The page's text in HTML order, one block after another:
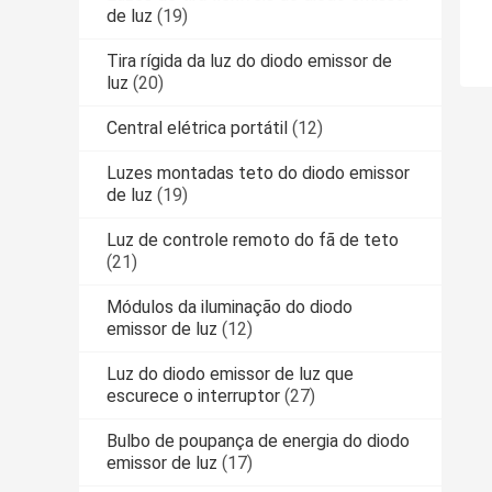
de luz (19)
Tira rígida da luz do diodo emissor de
luz (20)
Central elétrica portátil (12)
Luzes montadas teto do diodo emissor
de luz (19)
Luz de controle remoto do fã de teto
(21)
Módulos da iluminação do diodo
emissor de luz (12)
Luz do diodo emissor de luz que
escurece o interruptor (27)
Bulbo de poupança de energia do diodo
emissor de luz (17)